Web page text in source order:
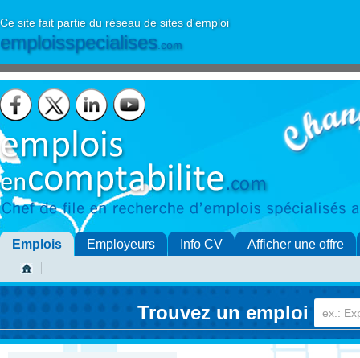
Ce site fait partie du réseau de sites d'emploi
emploisspecialises.com
Emplois Employeurs Info CV Afficher une offre
Trouvez un emploi